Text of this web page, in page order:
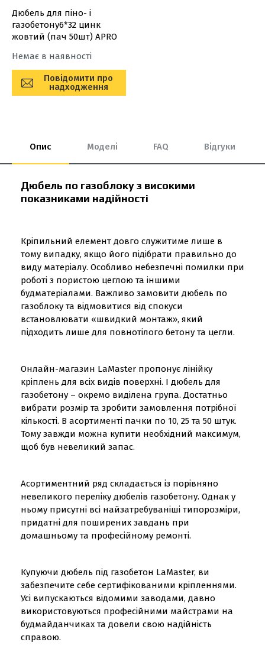
Дюбель для піно- і
газобетону6*32 цинк
жовтий (пач 50шт) APRO
Немає в наявності
Повідомити про
надходження
Опис Моделі FAQ Відгуки
Дюбель по газоблоку з високими
показниками надійності
Кріпильний елемент довго служитиме лише в
тому випадку, якщо його підібрати правильно до
виду матеріалу. Особливо небезпечні помилки при
роботі з пористою цеглою та іншими
будматеріалами. Важливо замовити дюбель по
газоблоку та відмовитися від спокуси
встановлювати «швидкий монтаж», який
підходить лише для повнотілого бетону та цегли.
Онлайн-магазин LaMaster пропонує лінійку
кріплень для всіх видів поверхні. І дюбель для
газобетону – окремо виділена група. Достатньо
вибрати розмір та зробити замовлення потрібної
кількості. В асортименті пачки по 10, 25 та 50 штук.
Тому завжди можна купити необхідний максимум,
щоб був невеликий запас.
Асортиментний ряд складається із порівняно
невеликого переліку дюбелів газобетону. Однак у
ньому присутні всі найзатребуваніші типорозміри,
придатні для поширених завдань при
домашньому та професійному ремонті.
Купуючи дюбель під газобетон LaMaster, ви
забезпечите себе сертифікованими кріпленнями.
Усі випускаються відомими заводами, давно
використовуються професійними майстрами на
будмайданчиках та довели свою надійність
справою.